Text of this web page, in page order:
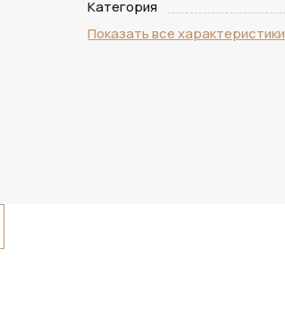
Категория
Показать все характеристики